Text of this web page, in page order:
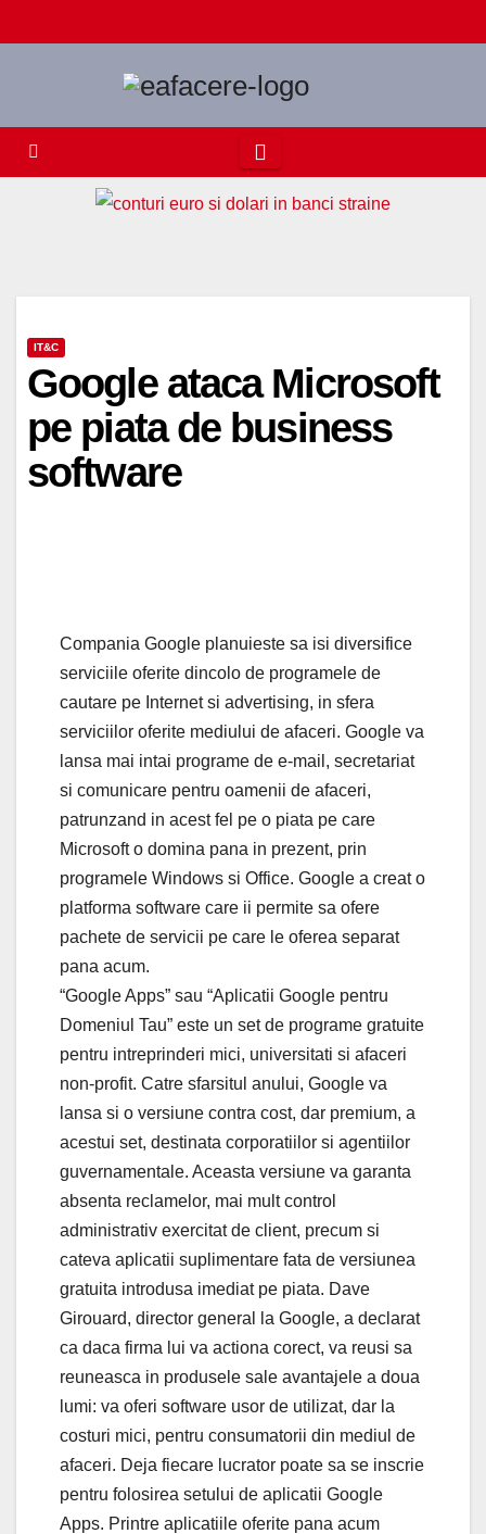
to
IT&C
Google ataca Microsoft
pe piata de business
software
Compania Google planuieste sa isi diversifice
serviciile oferite dincolo de programele de
cautare pe Internet si advertising, in sfera
serviciilor oferite mediului de afaceri. Google va
lansa mai intai programe de e-mail, secretariat
si comunicare pentru oamenii de afaceri,
patrunzand in acest fel pe o piata pe care
Microsoft o domina pana in prezent, prin
programele Windows si Office. Google a creat o
platforma software care ii permite sa ofere
pachete de servicii pe care le oferea separat
pana acum.
“Google Apps” sau “Aplicatii Google pentru
Domeniul Tau” este un set de programe gratuite
pentru intreprinderi mici, universitati si afaceri
non-profit. Catre sfarsitul anului, Google va
lansa si o versiune contra cost, dar premium, a
acestui set, destinata corporatiilor si agentiilor
guvernamentale. Aceasta versiune va garanta
absenta reclamelor, mai mult control
administrativ exercitat de client, precum si
cateva aplicatii suplimentare fata de versiunea
gratuita introdusa imediat pe piata. Dave
Girouard, director general la Google, a declarat
ca daca firma lui va actiona corect, va reusi sa
reuneasca in produsele sale avantajele a doua
lumi: va oferi software usor de utilizat, dar la
costuri mici, pentru consumatorii din mediul de
afaceri. Deja fiecare lucrator poate sa se inscrie
pentru folosirea setului de aplicatii Google
Apps. Printre aplicatiile oferite pana acum